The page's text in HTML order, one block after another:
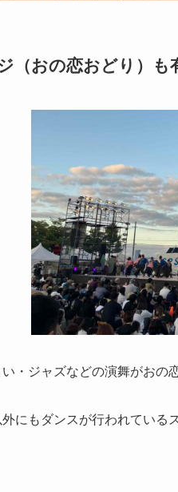
（おの恋おどり）も
・ジャズなどの演舞がおの
にもダンスが行われている